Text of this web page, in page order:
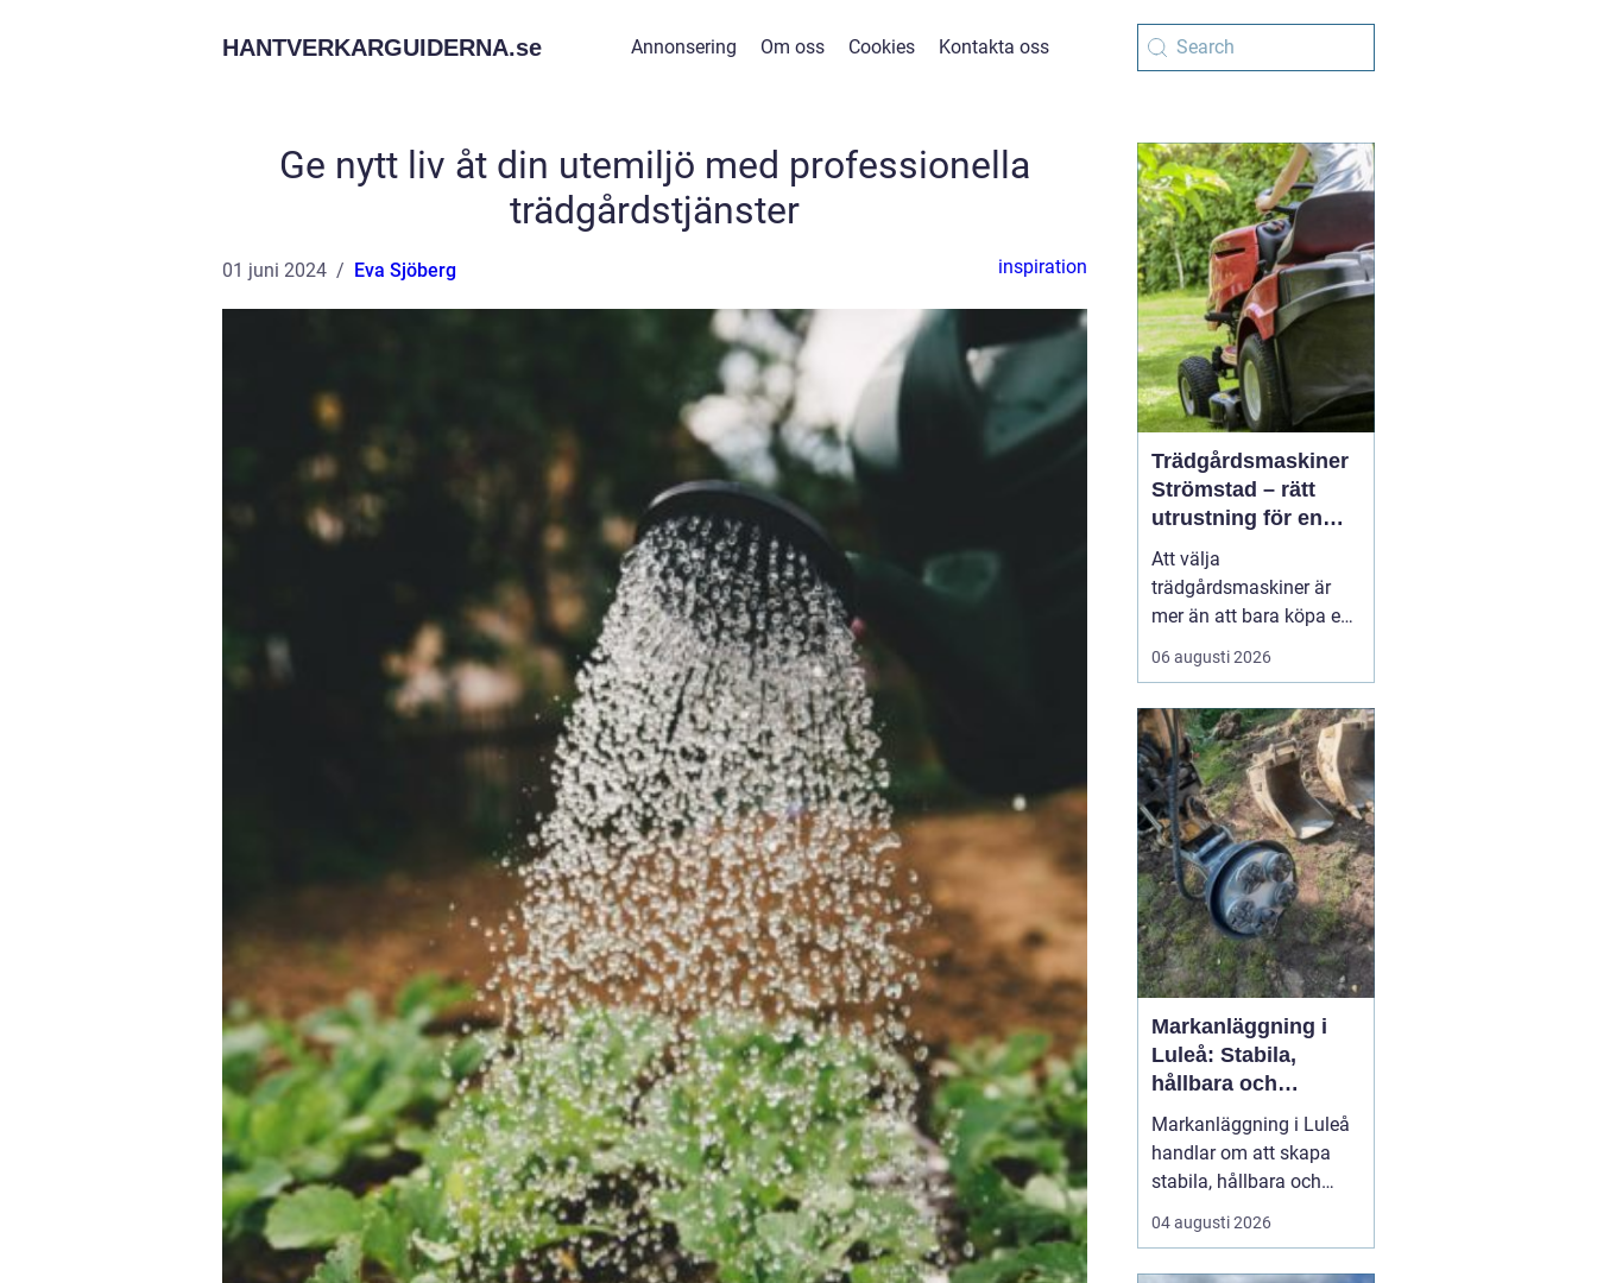
HANTVERKARGUIDERNA.se Annonsering Om oss Cookies Kontakta oss
Ge nytt liv åt din utemiljö med professionella
trädgårdstjänster
01 juni 2024 Eva Sjöberg inspiration
Trädgårdsmaskiner
Strömstad – rätt
utrustning för en
effektiv och hållbar
trädgård
Att välja
trädgårdsmaskiner är
mer än att bara köpa en
gräsklippare eller en
trimmer. För den som
med kustklimat,
kuperade tomter och
mycket sten, spelar
lokala förhålland...
06 augusti 2026
Markanläggning i
Luleå: Stabila,
hållbara och
funktionella ytor
Markanläggning i Luleå
handlar om att skapa
stabila, hållbara och
funktionella ytor för
bostäder, vägar,
04 augusti 2026